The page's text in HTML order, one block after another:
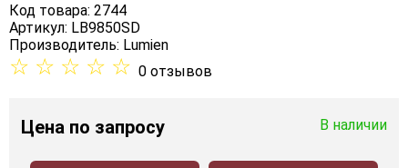
Код товара: 2744
Артикул: LB9850SD
Производитель: Lumien
☆ ☆ ☆ ☆ ☆ 0 отзывов
Цена по запросу В наличии